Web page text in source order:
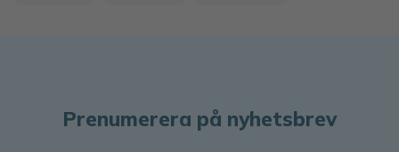
Prenumerera på nyhetsbrev